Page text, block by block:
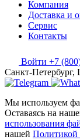
Компания
Доставка и
Сервис
Контакты
Войти +7
Санкт-Петербург,
Мы используем
Оставаясь на
использования
нашей Политикой